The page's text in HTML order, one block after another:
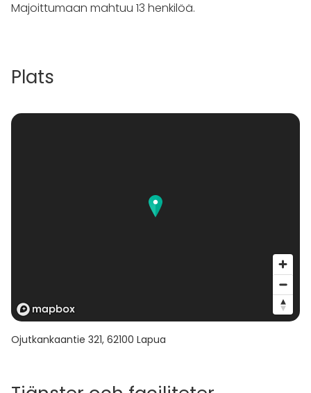
Majoittumaan mahtuu 13 henkilöä.
Plats
Ojutkankaantie 321, 62100 Lapua